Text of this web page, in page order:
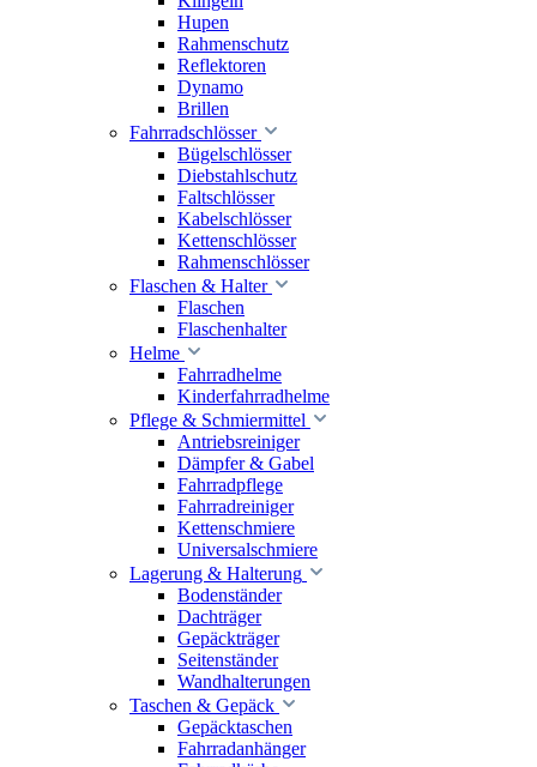
Hupen
Rahmenschutz
Reflektoren
Dynamo
Brillen
Fahrradschlösser
Bügelschlösser
Diebstahlschutz
Faltschlösser
Kabelschlösser
Kettenschlösser
Rahmenschlösser
Flaschen & Halter
Flaschen
Flaschenhalter
Helme
Fahrradhelme
Kinderfahrradhelme
Pflege & Schmiermittel
Antriebsreiniger
Dämpfer & Gabel
Fahrradpflege
Fahrradreiniger
Kettenschmiere
Universalschmiere
Lagerung & Halterung
Bodenständer
Dachträger
Gepäckträger
Seitenständer
Wandhalterungen
Taschen & Gepäck
Gepäcktaschen
Fahrradanhänger